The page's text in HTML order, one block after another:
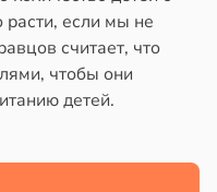
расти, если мы не
считает, что
чтобы они
детей.